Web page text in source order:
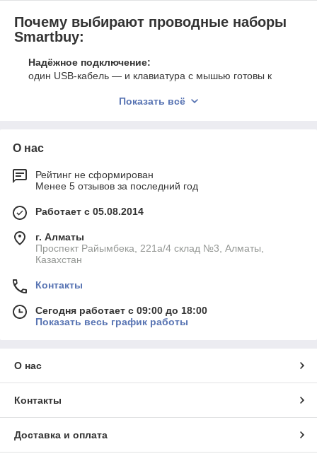
Почему выбирают проводные наборы
Smartbuy:
Надёжное подключение:
один USB-кабель — и клавиатура с мышью готовы к
Не требуют батареек:
Точная мышь:
разрешением — для точного и плавного перемещения
Казахская раскладка:
английскими символами. Надписи устойчивы к
истиранию.
комплект выглядит аккуратно, подключается через один
Показать всё
О нас
Рейтинг не сформирован
Менее 5 отзывов за последний год
Работает с 05.08.2014
г. Алматы
Проспект Райымбека, 221а/4 склад №3, Алматы,
Казахстан
Контакты
Сегодня работает с 09:00 до 18:00
Показать весь график работы
О нас
Контакты
Доставка и оплата